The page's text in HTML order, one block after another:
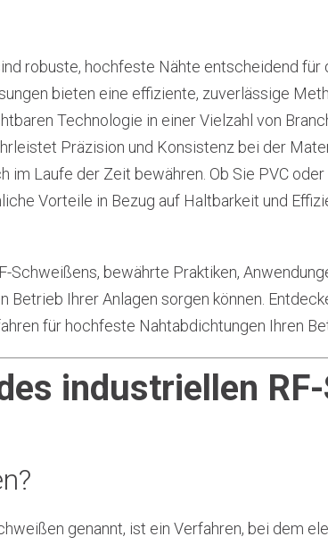
robuste, hochfeste Nähte entscheidend für
bieten eine effiziente, zuverlässige
Technologie in einer Vielzahl von
Präzision und Konsistenz bei der
im Laufe der Zeit bewähren. Ob Sie PVC
Vorteile in Bezug auf Haltbarkeit und
Schweißens, bewährte Praktiken,
Betrieb Ihrer Anlagen sorgen können.
für hochfeste Nahtabdichtungen Ihren
industriellen
genannt, ist ein Verfahren, bei dem